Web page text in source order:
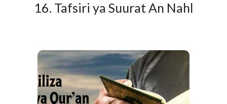
16. Tafsiri ya Suurat An Nahl